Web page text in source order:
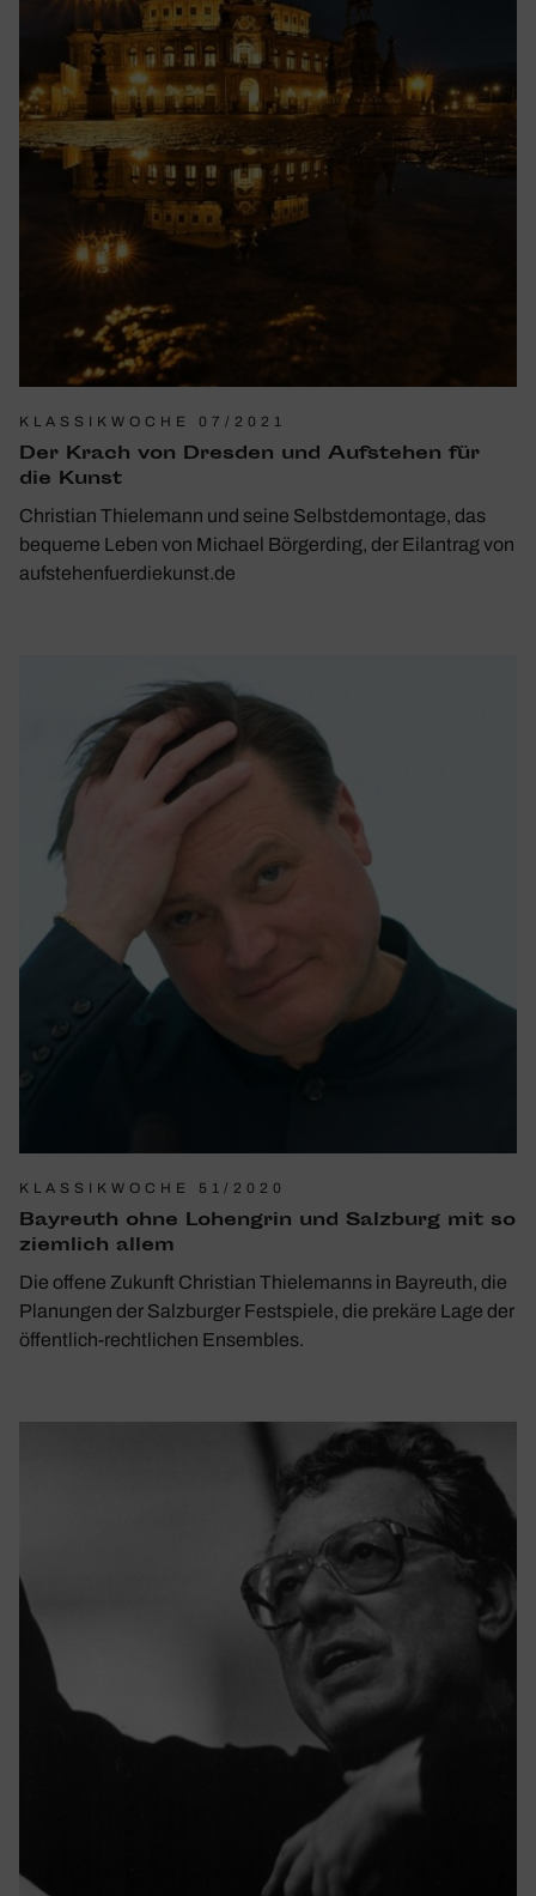
KLASSIKWOCHE 07/2021
Der Krach von Dresden und Aufstehen für
die Kunst
Christian Thielemann und seine Selbstdemontage, das
bequeme Leben von Michael Börgerding, der Eilantrag von
aufstehenfuerdiekunst.de
KLASSIKWOCHE 51/2020
Bayreuth ohne Lohen­grin und Salz­burg mit so
ziem­lich allem
Die offene Zukunft Christian Thielemanns in Bayreuth, die
Planungen der Salzburger Festspiele, die prekäre Lage der
öffentlich-rechtlichen Ensembles.